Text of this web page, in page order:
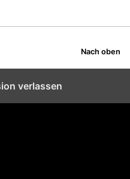
Nach oben
verlassen